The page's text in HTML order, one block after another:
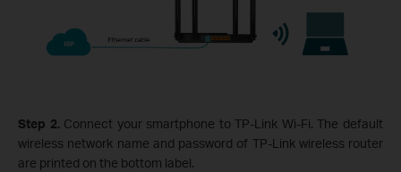
Step 2.Connect your smartphone to TP-Link Wi-Fi. The default
wireless network name and password of TP-Link wireless router
are printed on the bottom label.